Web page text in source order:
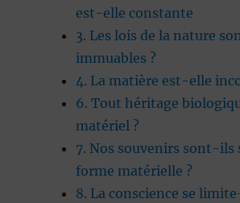
est-elle constante
3. Les lois de la nature
immuables ?
4. La matière est-elle
6. Tout héritage
matériel ?
7. Nos souvenirs sont-ils
forme matérielle ?
8. La conscience se